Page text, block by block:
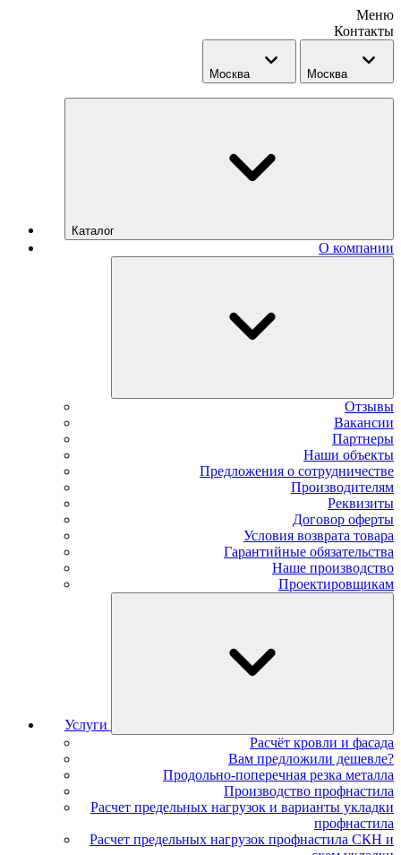
Меню
Контакты
Москва Москва
Каталог
О компании
Отзывы
Вакансии
Партнеры
Наши объекты
Предложения о сотрудничестве
Производителям
Реквизиты
Договор оферты
Условия возврата товара
Гарантийные обязательства
Наше производство
Проектировщикам
Услуги
Расчёт кровли и фасада
Вам предложили дешевле?
Продольно-поперечная резка металла
Производство профнастила
Расчет предельных нагрузок и варианты укладки
профнастила
Расчет предельных нагрузок профнастила СКН и